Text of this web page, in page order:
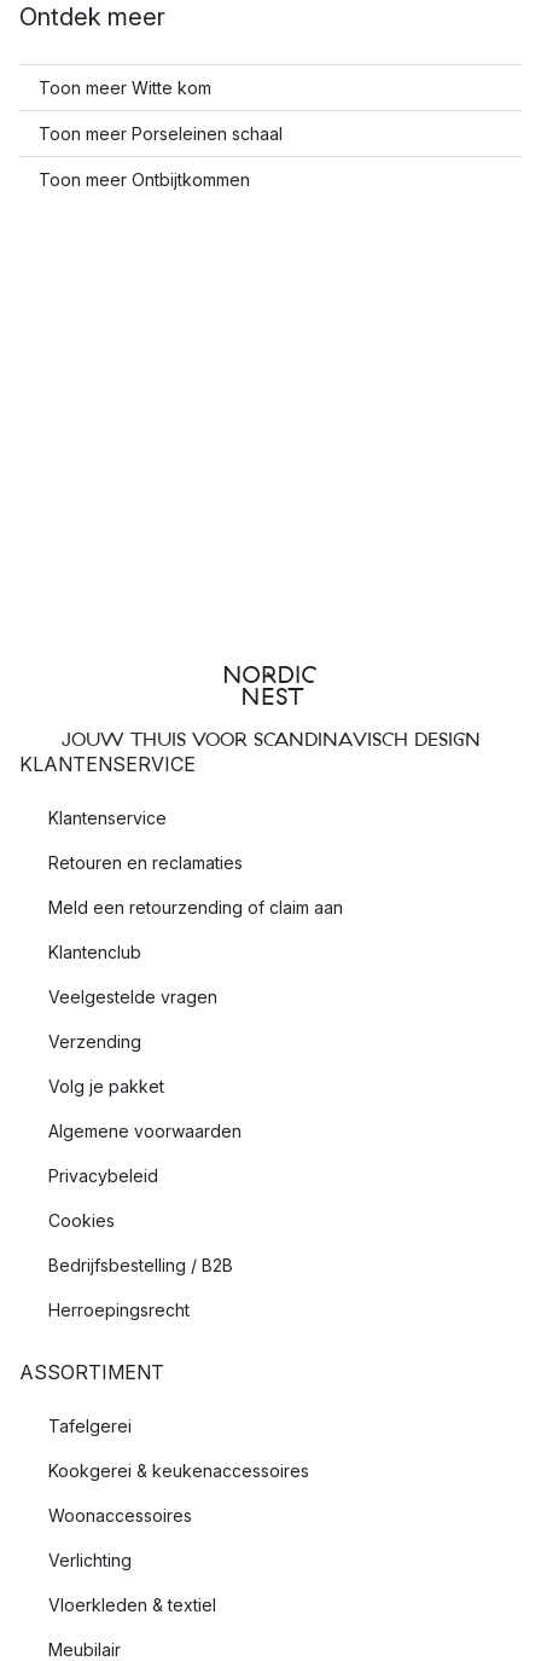
Ontdek meer
Toon meer Witte kom
Toon meer Porseleinen schaal
Toon meer Ontbijtkommen
JOUW THUIS VOOR SCANDINAVISCH DESIGN
KLANTENSERVICE
Klantenservice
Retouren en reclamaties
Meld een retourzending of claim aan
Klantenclub
Veelgestelde vragen
Verzending
Volg je pakket
Algemene voorwaarden
Privacybeleid
Cookies
Bedrijfsbestelling / B2B
Herroepingsrecht
ASSORTIMENT
Tafelgerei
Kookgerei & keukenaccessoires
Woonaccessoires
Verlichting
Vloerkleden & textiel
Meubilair